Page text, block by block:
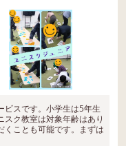
ビスです。小学生は5年生
ク教室は対象年齢はあり
くことも可能です。まずは